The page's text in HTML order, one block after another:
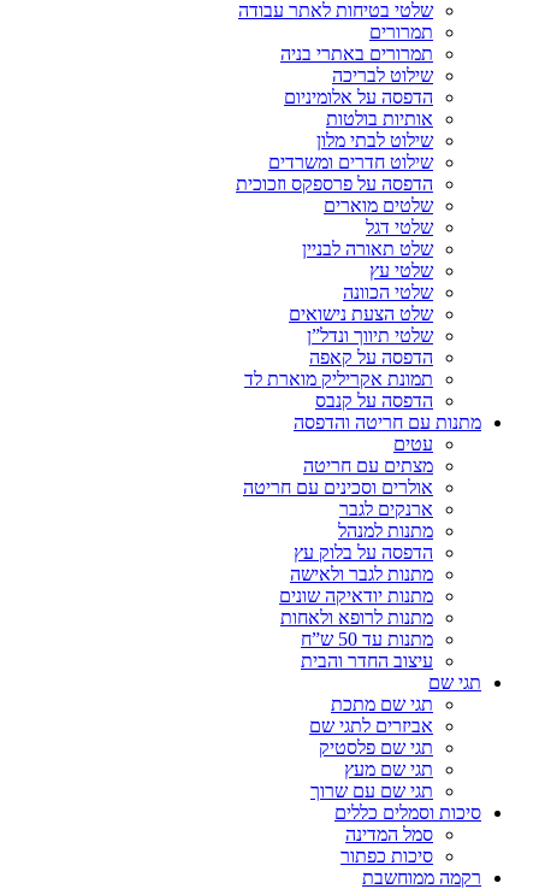
שלטי בטיחות לאתר עבודה
תמרורים
תמרורים באתרי בניה
שילוט לבריכה
הדפסה על אלומיניום
אותיות בולטות
שילוט לבתי מלון
שילוט חדרים ומשרדים
הדפסה על פרספקס וזכוכית
שלטים מוארים
שלטי דגל
שלט תאורה לבניין
שלטי עץ
שלטי הכוונה
שלט הצעת נישואים
שלטי תיווך ונדל”ן
הדפסה על קאפה
תמונת אקריליק מוארת לד
הדפסה על קנבס
מתנות עם חריטה והדפסה
עטים
מצתים עם חריטה
אולרים וסכינים עם חריטה
ארנקים לגבר
מתנות למנהל
הדפסה על בלוק עץ
מתנות לגבר ולאישה
מתנות יודאיקה שונים
מתנות לרופא ולאחות
מתנות עד 50 ש”ח
עיצוב החדר והבית
תגי שם
תגי שם מתכת
אביזרים לתגי שם
תגי שם פלסטיק
תגי שם מעץ
תגי שם עם שרוך
סיכות וסמלים כללים
סמל המדינה
סיכות כפתור
רקמה ממוחשבת